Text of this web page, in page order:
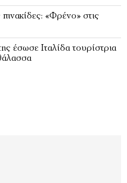
«Φρένο» στις
έσωσε Ιταλίδα τουρίστρια